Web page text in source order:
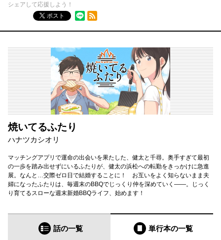
シェアして応援しよう！
ポスト
RSSフィード
焼いてるふたり
ハナツカシオリ
マッチングアプリで運命の出会いを果たした、健太と千尋。奥手すぎて最初
の一歩を踏み出せずにいるふたりが、健太の浜松への転勤をきっかけに急進
展。なんと…交際ゼロ日で結婚することに！ お互いをよく知らないまま夫
婦になったふたりは、毎週末のBBQでじっくり仲を深めていく――。じっく
り育てるスローな週末新婚BBQライフ、始めます！
話の一覧 単行本の一覧